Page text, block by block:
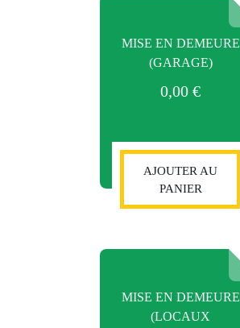
MISE EN DEMEURE
(GARAGE)
0,00 €
AJOUTER AU
PANIER
MISE EN DEMEURE
(LOCAUX